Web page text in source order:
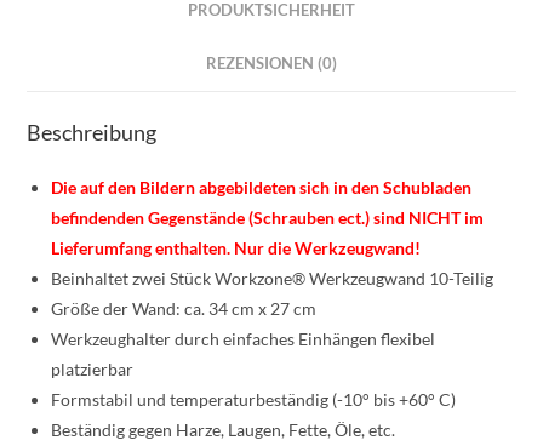
PRODUKTSICHERHEIT
REZENSIONEN (0)
Beschreibung
Die auf den Bildern abgebildeten sich in den Schubladen
befindenden Gegenstände (Schrauben ect.) sind NICHT im
Lieferumfang enthalten. Nur die Werkzeugwand!
Beinhaltet zwei Stück Workzone® Werkzeugwand 10-Teilig
Größe der Wand: ca. 34 cm x 27 cm
Werkzeughalter durch einfaches Einhängen flexibel
platzierbar
Formstabil und temperaturbeständig (-10° bis +60° C)
Beständig gegen Harze, Laugen, Fette, Öle, etc.